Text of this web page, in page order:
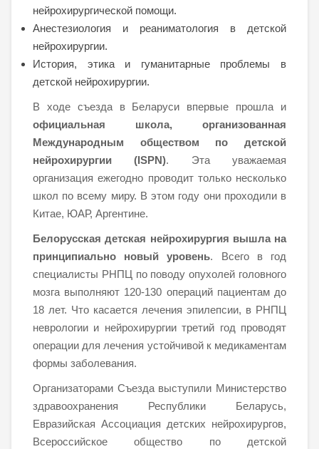
нейрохирургической помощи.
Анестезиология и реаниматология в детской
нейрохирургии.
История, этика и гуманитарные проблемы в
детской нейрохирургии.
В ходе съезда в Беларуси впервые прошла и
официальная школа, организованная
Международным обществом по детской
нейрохирургии (ISPN). Эта уважаемая
организация ежегодно проводит только несколько
школ по всему миру. В этом году они проходили в
Китае, ЮАР, Аргентине.
Белорусская детская нейрохирургия вышла на
принципиально новый уровень. Всего в год
специалисты РНПЦ по поводу опухолей головного
мозга выполняют 120-130 операций пациентам до
18 лет. Что касается лечения эпилепсии, в РНПЦ
неврологии и нейрохирургии третий год проводят
операции для лечения устойчивой к медикаментам
формы заболевания.
Организаторами Съезда выступили Министерство
здравоохранения Республики Беларусь,
Евразийская Ассоциация детских нейрохирургов,
Всероссийское общество по детской